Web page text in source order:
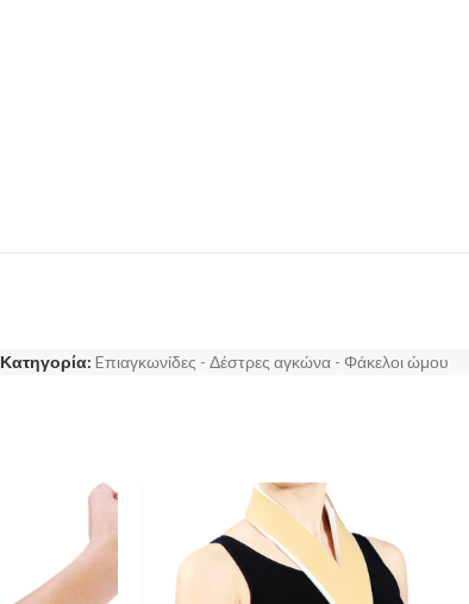
Κατηγορία: Eπιαγκωνίδες - Δέστρες αγκώνα - Φάκελοι ώμου